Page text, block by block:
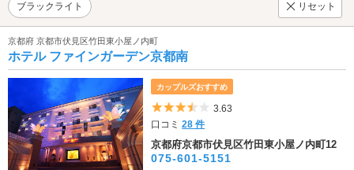
ブラックライト リセット
京都府 京都市伏見区竹田東小屋ノ内町
ホテル ファインガーデン京都南
カップルズおすすめ
5つ星のうち3.5
3.63
口コミ28 件
京都府京都市伏見区竹田東小屋ノ内町12
075-601-5151